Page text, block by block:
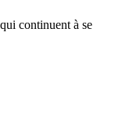
continuent à se